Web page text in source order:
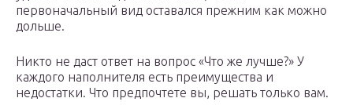
первоначальный вид оставался прежним как можно
дольше.
Никто не даст ответ на вопрос «Что же лучше?» У
каждого наполнителя есть преимущества и
недостатки. Что предпочтете вы, решать только вам.